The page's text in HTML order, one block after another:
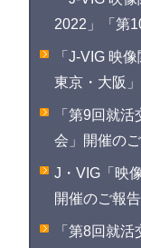
2022」「第
「J-VIG 映
東京・大阪
「第9回就
会」開催の
J・VIG「映
開催のご報告
「第8回就